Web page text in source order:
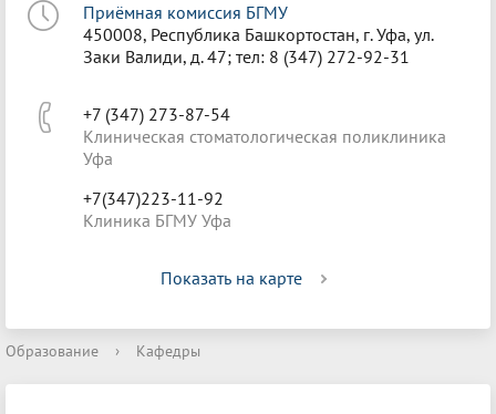
Приёмная комиссия БГМУ
450008, Республика Башкортостан, г. Уфа, ул.
Заки Валиди, д. 47; тел: 8 (347) 272-92-31
+7 (347) 273-87-54
Клиническая стоматологическая поликлиника
Уфа
+7(347)223-11-92
Клиника БГМУ Уфа
Показать на карте
Образование › Кафедры